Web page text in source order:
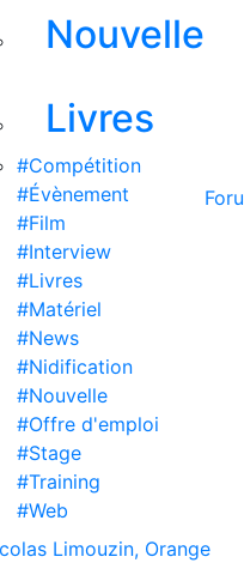
Nouvelle
Livres
#Compétition
#Évènement
#Film
#Interview
#Livres
#Matériel
#News
#Nidification
#Nouvelle
#Offre d'emploi
#Stage
#Training
#Web
Limouzin, Orange